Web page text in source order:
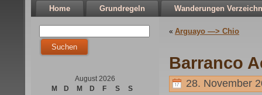
Home Grundregeln Wanderungen
August 2026
M
D M D F S
S
« Arguayo —> Chio
Barranco
28. November